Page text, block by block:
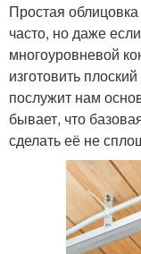
Простая
часто, но даже
многоуровневой
изготовить
послужит нам
бывает, что
сделать её не